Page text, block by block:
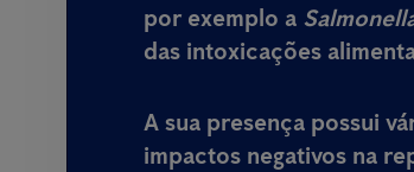
por exemplo a
das intoxicações
A sua presença possui
impactos negativos na